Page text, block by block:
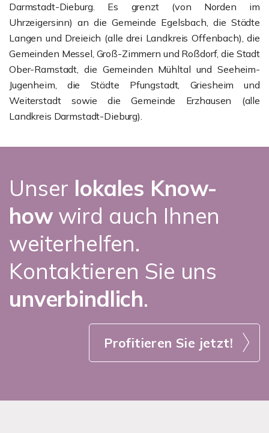
Darmstadt-Dieburg. Es grenzt (von Norden im
Uhrzeigersinn) an die Gemeinde Egelsbach, die Städte
Langen und Dreieich (alle drei Landkreis Offenbach), die
Gemeinden Messel, Groß-Zimmern und Roßdorf, die Stadt
Ober-Ramstadt, die Gemeinden Mühltal und Seeheim-
Jugenheim, die Städte Pfungstadt, Griesheim und
Weiterstadt sowie die Gemeinde Erzhausen (alle
Landkreis Darmstadt-Dieburg).
Unser lokales Know-
howwird auch Ihnen
weiterhelfen.
Kontaktieren Sie uns
unverbindlich.
Profitieren Sie jetzt!